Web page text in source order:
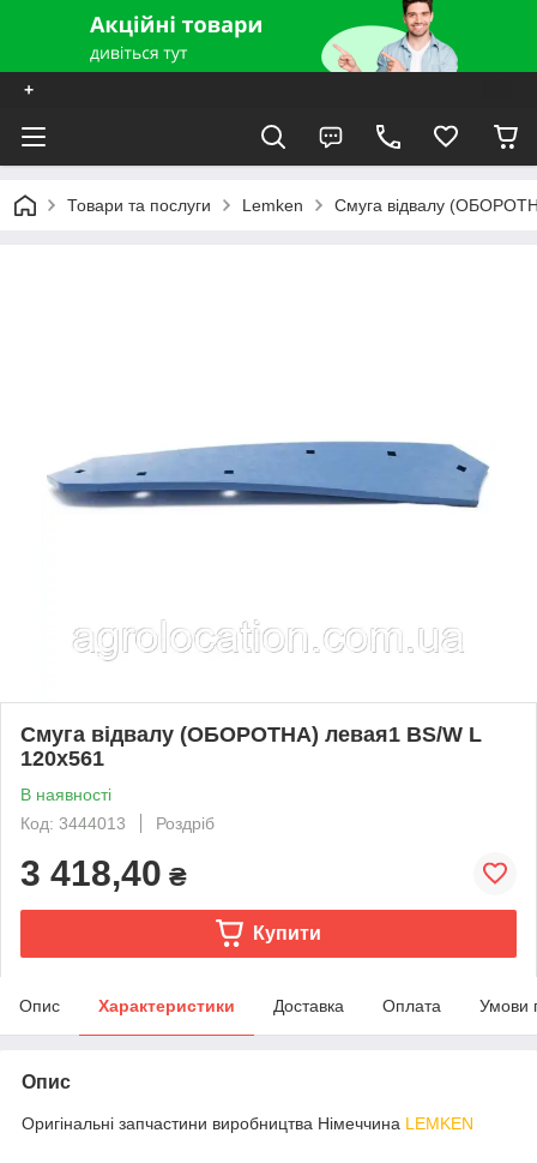
+
Товари та послуги Lemken Смуга відвалу
Смуга відвалу (ОБОРОТНА) левая1 BS/W L
120x561
В наявності
Код: 3444013
Роздріб
3 418,40 ₴
Купити
Опис Характеристики Доставка Оплата Умови
Опис
Оригінальні запчастини виробництва Німеччина LEMKEN